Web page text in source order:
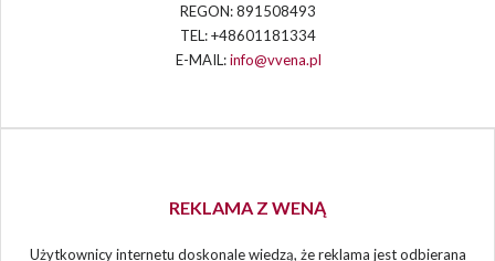
REGON: 891508493
TEL: +48601181334
E-MAIL:info@vvena.pl
REKLAMA Z WENĄ
Użytkownicy internetu doskonale wiedzą, że reklama jest odbierana